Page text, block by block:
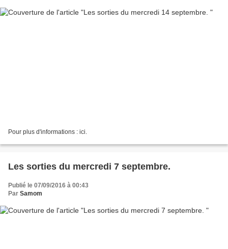
Pour plus d'informations : ici.
Les sorties du mercredi 7 septembre.
Publié le 07/09/2016 à 00:43
Par Samom